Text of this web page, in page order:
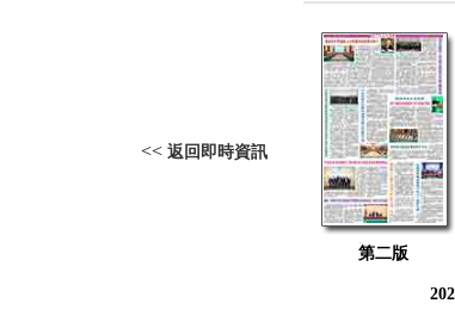
<< 返回即時資訊
第二版